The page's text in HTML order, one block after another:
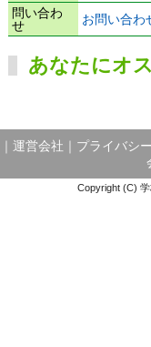
問い合わ
せ
お問い合わ
あなたにオ
運営会社 プライバシ
Copyright (C)